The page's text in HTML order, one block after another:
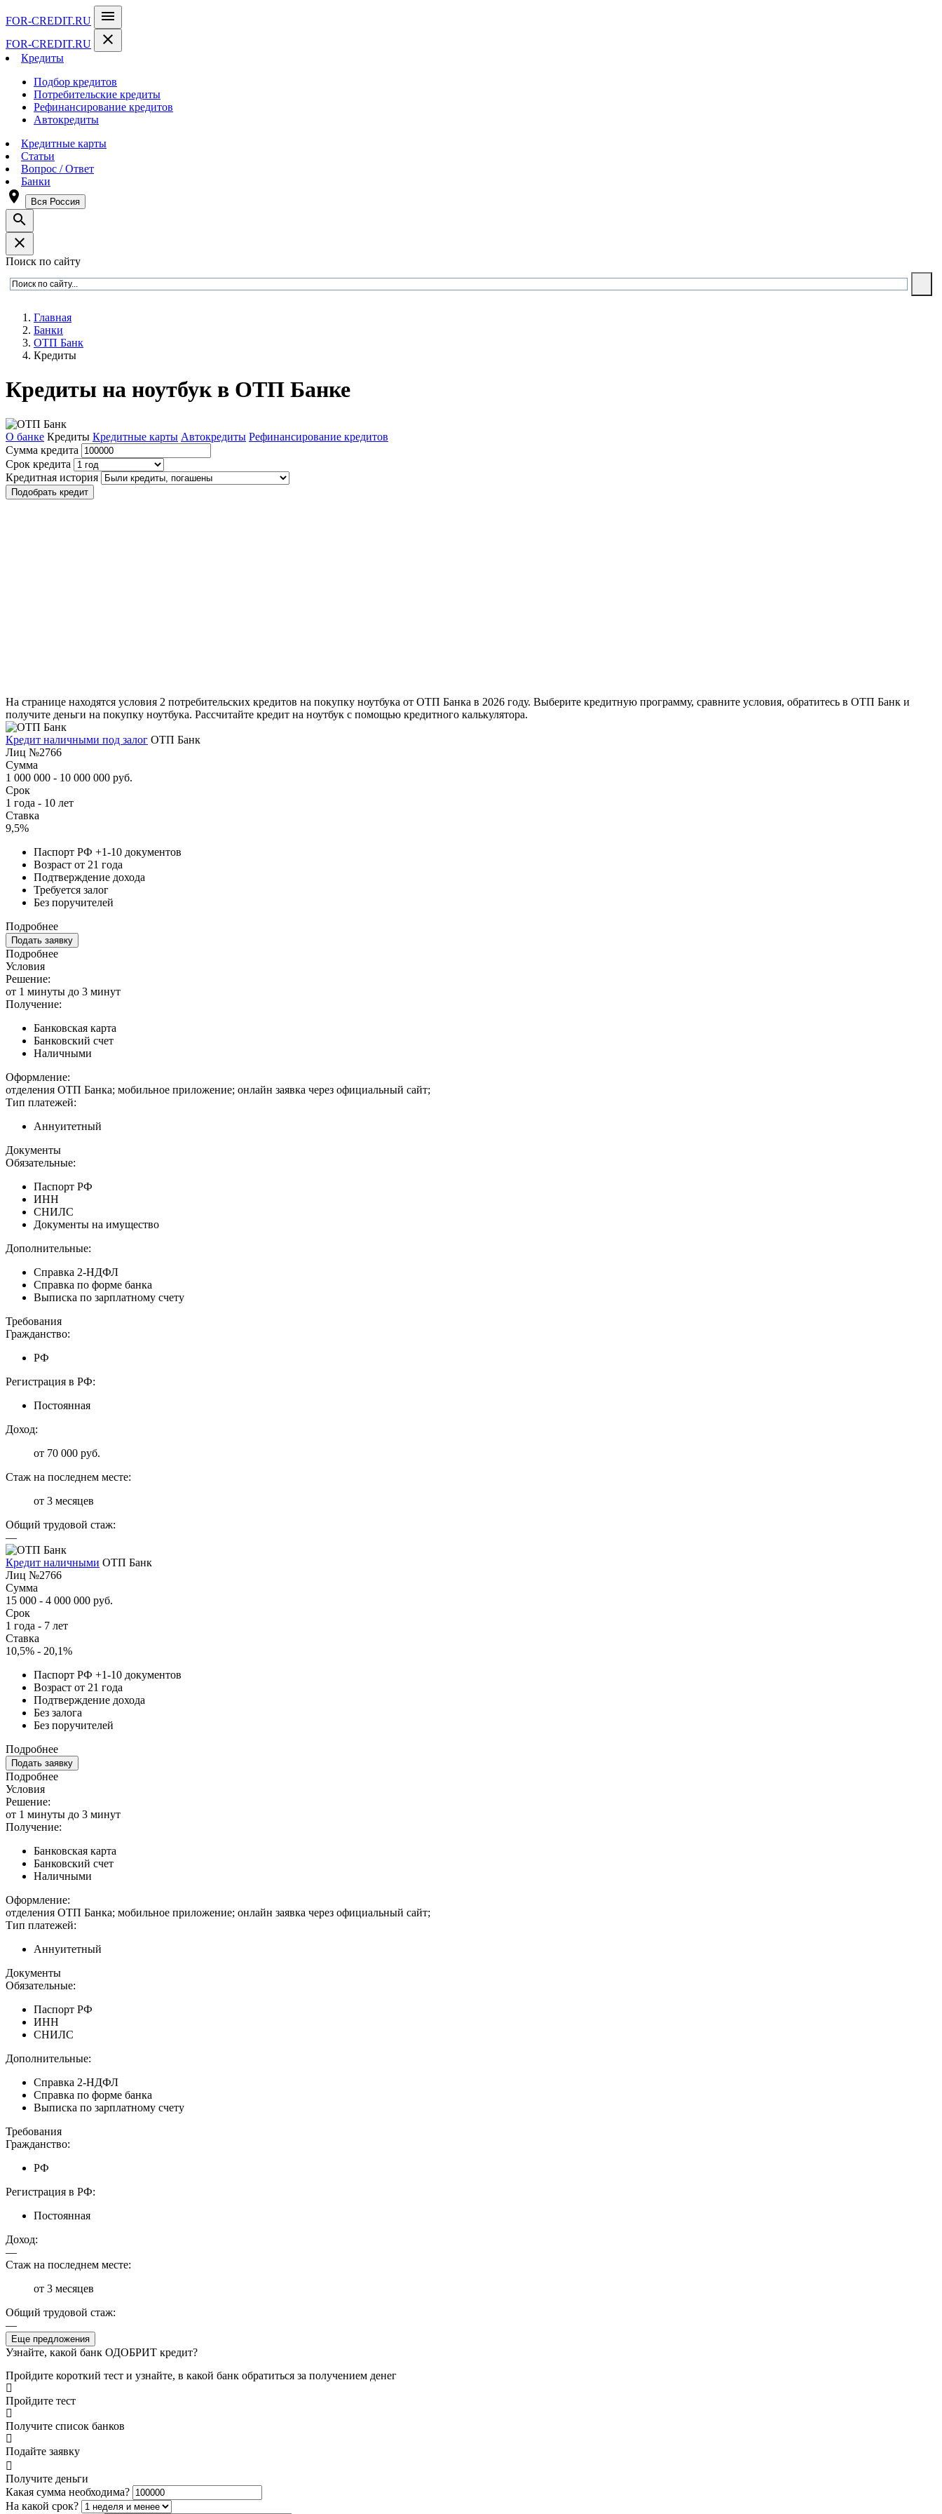
FOR-CREDIT.RU menu
FOR-CREDIT.RU close
Кредиты
Подбор кредитов
Потребительские кредиты
Рефинансирование кредитов
Автокредиты
Кредитные карты
Статьи
Вопрос / Ответ
Банки
room Вся Россия
search
close
Поиск по сайту
Главная
Банки
ОТП Банк
Кредиты
Кредиты на ноутбук в ОТП Банке
О банке Кредиты Кредитные карты Автокредиты Рефинансирование кредитов
Сумма кредита
Срок кредита
Кредитная история
Подобрать кредит
На странице находятся условия 2 потребительских кредитов на покупку ноутбука от ОТП Банка в 2026 году. Выберите кредитную программу, сравните условия, обратитесь в ОТП Банк и
получите деньги на покупку ноутбука. Рассчитайте кредит на ноутбук с помощью кредитного калькулятора.
Кредит наличными под залог ОТП Банк
Лиц №2766
Сумма
1 000 000 - 10 000 000 руб.
Срок
1 года - 10 лет
Ставка
9,5%
Паспорт РФ +1-10 документов
Возраст от 21 года
Подтверждение дохода
Требуется залог
Без поручителей
Подробнее
Подать заявку
Подробнее
Условия
Решение:
от 1 минуты до 3 минут
Получение:
Банковская карта
Банковский счет
Наличными
Оформление:
отделения ОТП Банка; мобильное приложение; онлайн заявка через официальный сайт;
Тип платежей:
Аннуитетный
Документы
Обязательные:
Паспорт РФ
ИНН
СНИЛС
Документы на имущество
Дополнительные:
Справка 2-НДФЛ
Справка по форме банка
Выписка по зарплатному счету
Требования
Гражданство:
РФ
Регистрация в РФ:
Постоянная
Доход:
от 70 000 руб.
Стаж на последнем месте:
от 3 месяцев
Общий трудовой стаж:
—
Кредит наличными ОТП Банк
Лиц №2766
Сумма
15 000 - 4 000 000 руб.
Срок
1 года - 7 лет
Ставка
10,5% - 20,1%
Паспорт РФ +1-10 документов
Возраст от 21 года
Подтверждение дохода
Без залога
Без поручителей
Подробнее
Подать заявку
Подробнее
Условия
Решение:
от 1 минуты до 3 минут
Получение:
Банковская карта
Банковский счет
Наличными
Оформление:
отделения ОТП Банка; мобильное приложение; онлайн заявка через официальный сайт;
Тип платежей:
Аннуитетный
Документы
Обязательные:
Паспорт РФ
ИНН
СНИЛС
Дополнительные:
Справка 2-НДФЛ
Справка по форме банка
Выписка по зарплатному счету
Требования
Гражданство:
РФ
Регистрация в РФ:
Постоянная
Доход:
—
Стаж на последнем месте:
от 3 месяцев
Общий трудовой стаж:
—
Еще предложения
Узнайте, какой банк ОДОБРИТ кредит?
Пройдите короткий тест и узнайте, в какой банк обратиться за получением денег
Пройдите тест
Получите список банков
Подайте заявку
Получите деньги
Какая сумма необходима?
На какой срок?